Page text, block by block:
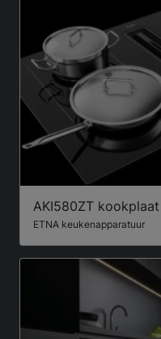
AKI580ZT
ETNA keukenapparatuur